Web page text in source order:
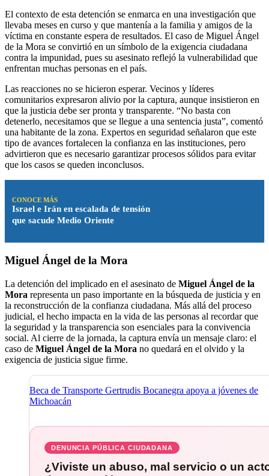
El contexto de esta detención se enmarca en una investigación que
llevaba meses en curso y que mantenía a la familia y amigos de la
víctima en constante espera de resultados. El caso de Miguel Ángel
de la Mora se convirtió en un símbolo de la exigencia ciudadana
contra la impunidad, pues su asesinato reflejó la vulnerabilidad que
enfrentan muchas personas en el país.
Las reacciones no se hicieron esperar. Vecinos y líderes
comunitarios expresaron alivio por la captura, aunque insistieron en
que la justicia debe ser pronta y transparente. “No basta con
detenerlo, necesitamos que se llegue a una sentencia justa”, comentó
una habitante de la zona. Expertos en seguridad señalaron que este
tipo de avances fortalecen la confianza en las instituciones, pero
advirtieron que es necesario garantizar procesos sólidos para evitar
que los casos se queden inconclusos.
CONOCE MÁS
Israel e Irán en escalada de tensión
que sacude Medio Oriente
Miguel Ángel de la Mora
La detención del implicado en el asesinato de Miguel Ángel de la
Mora representa un paso importante en la búsqueda de justicia y en
la reconstrucción de la confianza ciudadana. Más allá del proceso
judicial, el hecho impacta en la vida de las personas al recordar que
la seguridad y la transparencia son esenciales para la convivencia
social. Al cierre de la jornada, la captura envía un mensaje claro: el
caso de Miguel Ángel de la Mora no quedará en el olvido y la
exigencia de justicia sigue firme.
Beca de Transporte Gertrudis Bocanegra apoya a jóvenes de
Michoacán
DENUNCIA PÚBLICA CIUDADANA
¿Viviste un abuso, mal servicio o un